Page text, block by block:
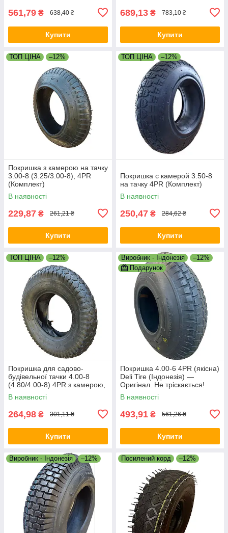
561,79 ₴ 638,40 ₴
Купити
689,13 ₴ 783,10 ₴
Купити
ТОП ЦІНА –12%
Покришка з камерою на тачку
3.00-8 (3.25/3.00-8), 4PR
(Комплект)
В наявності
229,87 ₴ 261,21 ₴
Купити
ТОП ЦІНА –12%
Покришка с камерой 3.50-8
на тачку 4PR (Комплект)
В наявності
250,47 ₴ 284,62 ₴
Купити
ТОП ЦІНА –12%
Покришка для садово-
будівельної тачки 4.00-8
(4.80/4.00-8) 4PR з камерою,
під диск 8"
В наявності
264,98 ₴ 301,11 ₴
Купити
Виробник - Індонезія
–12%
Подарунок
Покришка 4.00-6 4PR (якісна)
Deli Tire (Індонезія) —
Оригінал. Не тріскається!
В наявності
493,91 ₴ 561,26 ₴
Купити
Виробник - Індонезія –12% Посилений корд –12%